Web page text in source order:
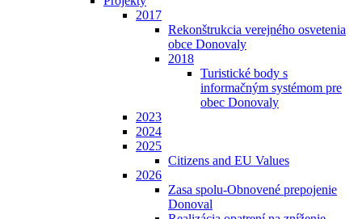
2017
Rekonštrukcia verejného osvetenia
obce Donovaly
2018
Turistické body s
informačným systémom pre
obec Donovaly
2023
2024
2025
Citizens and EU Values
2026
Zasa spolu-Obnovené prepojenie
Donoval